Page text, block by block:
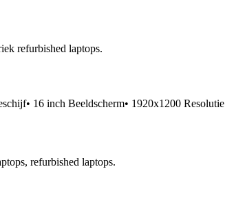
refurbished laptops.
16 inch Beeldscherm• 1920x1200 Resolutie
refurbished laptops.